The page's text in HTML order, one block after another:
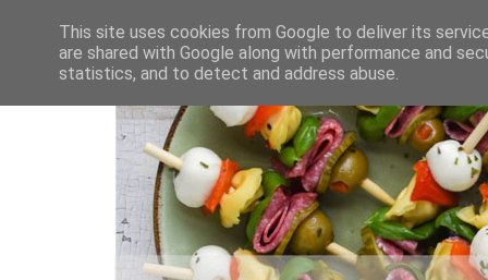
This site uses cookies from Google to deliver its
are shared with Google along with performance and
statistics, and to detect and address abuse.